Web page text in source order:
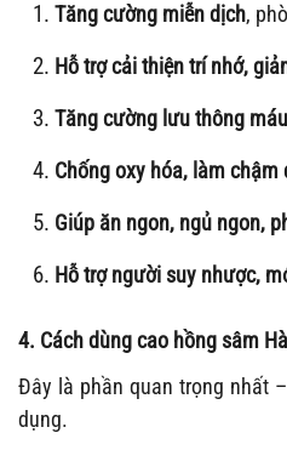
Tăng cường miễn dịch,
Hỗ trợ cải thiện trí nhớ,
Tăng cường lưu thông
Chống oxy hóa, làm
Giúp ăn ngon, ngủ ngon,
Hỗ trợ người suy nhược,
4. Cách dùng cao hồng sâm
Đây là phần quan trọng nhất
dụng.